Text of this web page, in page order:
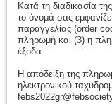
Κατά τη διαδικασία
το όνομά σας
παραγγελίας (order
πληρωμή και (3) η
έξοδα.
Η απόδειξη της
ηλεκτρονικού